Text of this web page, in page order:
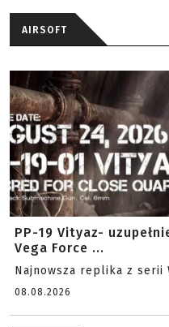
AIRSOFT
PP-19 Vityaz-
Vega Force ...
Najnowsza replika z serii
08.08.2026